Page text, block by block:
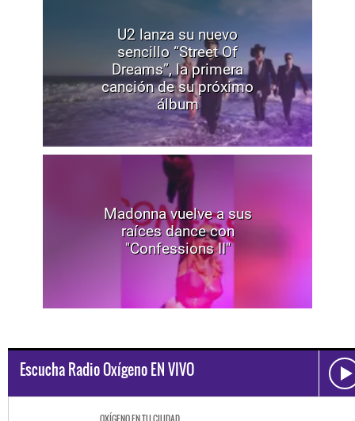
U2 lanza su nuevo
sencillo “Street Of
Dreams”, la primera
canción de su próximo
álbum
Madonna vuelve a sus
raíces dance con
"Confessions II"
Escucha Radio Oxígeno EN VIVO
OXÍGENO EN TU CIUDAD